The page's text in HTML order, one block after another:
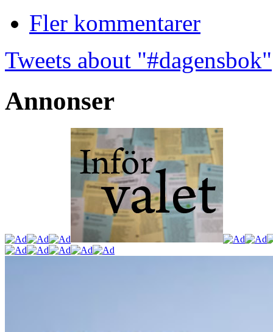
Fler kommentarer
Tweets about "#dagensbok"
Annonser